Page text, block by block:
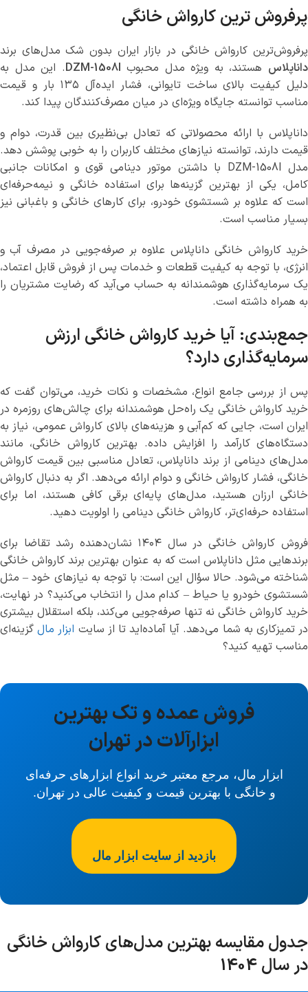
پرفروش ترین کارواش خانگی
پرفروش‌ترین کارواش خانگی در بازار ایران بدون شک مدل‌های برند
داناپلاس هستند، به ویژه مدل محبوب DZM-1508I. این مدل به
دلیل کیفیت بالای ساخت تایوانی، فشار ایده‌آل ۱۳۵ بار و قیمت
مناسب توانسته جایگاه ویژه‌ای در میان مصرف‌کنندگان پیدا کند.
داناپلاس با ارائه محصولاتی که تعادل بی‌نظیری بین قدرت، دوام و
قیمت دارند، توانسته نیازهای مختلف کاربران را به خوبی پوشش دهد.
مدل DZM-1508I با داشتن موتور دینامی قوی و امکانات جانبی
کامل، یکی از بهترین گزینه‌ها برای استفاده خانگی و نیمه‌حرفه‌ای
است که علاوه بر شستشوی خودرو، برای کارهای خانگی و باغبانی نیز
بسیار مناسب است.
خرید کارواش خانگی داناپلاس علاوه بر صرفه‌جویی در مصرف آب و
انرژی، با توجه به کیفیت قطعات و خدمات پس از فروش قابل اعتماد،
یک سرمایه‌گذاری هوشمندانه به حساب می‌آید که رضایت مشتریان را
به همراه داشته است.
جمع‌بندی: آیا خرید کارواش خانگی ارزش
سرمایه‌گذاری دارد؟
پس از بررسی جامع انواع، مشخصات و نکات خرید، می‌توان گفت که
خرید کارواش خانگی یک راه‌حل هوشمندانه برای چالش‌های روزمره در
ایران است، جایی که کم‌آبی و هزینه‌های بالای کارواش عمومی، نیاز به
دستگاه‌های کارآمد را افزایش داده. بهترین کارواش خانگی، مانند
مدل‌های دینامی از برند داناپلاس، تعادل مناسبی بین قیمت کارواش
خانگی، فشار کارواش خانگی و دوام ارائه می‌دهد. اگر به دنبال کارواش
خانگی ارزان هستید، مدل‌های پایه‌ای برقی کافی هستند، اما برای
استفاده حرفه‌ای‌تر، کارواش خانگی دینامی را اولویت دهید.
فروش کارواش خانگی در سال ۱۴۰۴ نشان‌دهنده رشد تقاضا برای
برندهایی مثل داناپلاس است که به عنوان بهترین برند کارواش خانگی
شناخته می‌شود. حالا سؤال این است: با توجه به نیازهای خود – مثل
شستشوی خودرو یا حیاط – کدام مدل را انتخاب می‌کنید؟ در نهایت،
خرید کارواش خانگی نه تنها صرفه‌جویی می‌کند، بلکه استقلال بیشتری
در تمیزکاری به شما می‌دهد. آیا آماده‌اید تا از سایت ابزار مالگزینه‌ای
مناسب تهیه کنید؟
فروش عمده و تک بهترین
ابزارآلات در تهران
ابزار مال، مرجع معتبر خرید انواع ابزارهای حرفه‌ای
و خانگی با بهترین قیمت و کیفیت عالی در تهران.
بازدید از سایت ابزار مال
جدول مقایسه بهترین مدل‌های کارواش خانگی
در سال 1404